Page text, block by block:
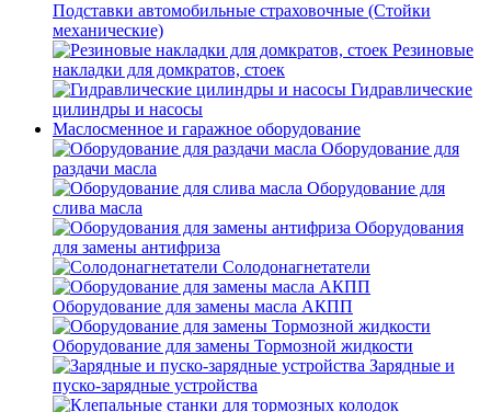
Подставки автомобильные страховочные (Стойки
механические)
Резиновые
накладки для домкратов, стоек
Гидравлические
цилиндры и насосы
Маслосменное и гаражное оборудование
Оборудование для
раздачи масла
Оборудование для
слива масла
Оборудования
для замены антифриза
Солодонагнетатели
Оборудование для замены масла АКПП
Оборудование для замены Тормозной жидкости
Зарядные и
пуско-зарядные устройства